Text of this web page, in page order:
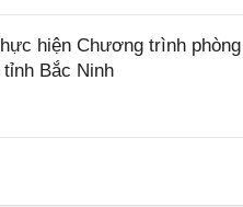
hiện Chương trình
Bắc Ninh